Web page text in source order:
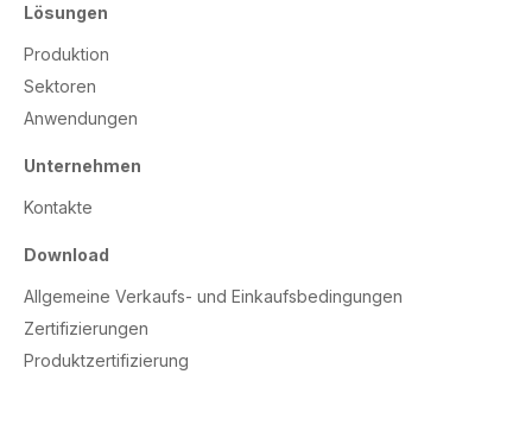
Lösungen
Produktion
Sektoren
Anwendungen
Unternehmen
Kontakte
Download
Allgemeine Verkaufs- und Einkaufsbedingungen
Zertifizierungen
Produktzertifizierung